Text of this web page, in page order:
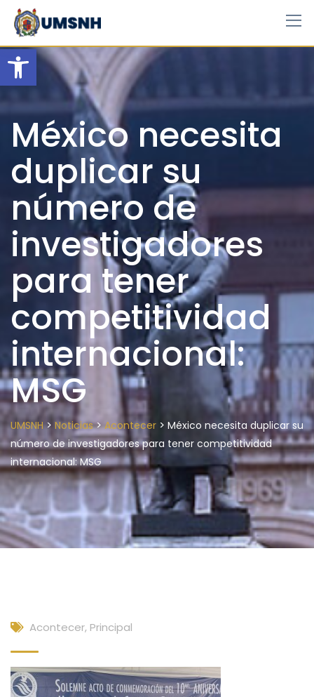
Open toolbar
Skip
content
México necesita
duplicar su
número de
investigadores
para tener
competitividad
internacional:
MSG
UMSNH> Noticias>Acontecer > México necesita duplicar su
número de investigadores para tener competitividad
internacional: MSG
Acontecer, Principal